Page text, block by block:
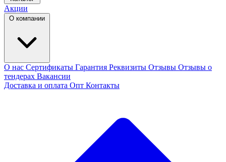
Акции
О компании
О нас Сертификаты Гарантия Реквизиты Отзывы Отзывы о
тендерах Вакансии
Доставка и оплата Опт Контакты